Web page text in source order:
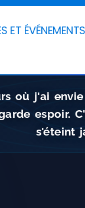
ET ÉVÉNEMENTS
où j'ai
espoir.
s'éteint